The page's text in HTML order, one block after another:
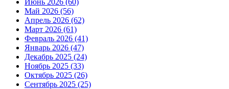
Май 2026 (56)
Апрель 2026 (62)
Март 2026 (61)
Февраль 2026 (41)
Январь 2026 (47)
Декабрь 2025 (24)
Ноябрь 2025 (33)
Октябрь 2025 (26)
Сентябрь 2025 (25)